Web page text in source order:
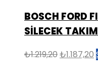
BOSCH FORD
SİLECEK
₺1.219,20Orijinal
₺1.187,20